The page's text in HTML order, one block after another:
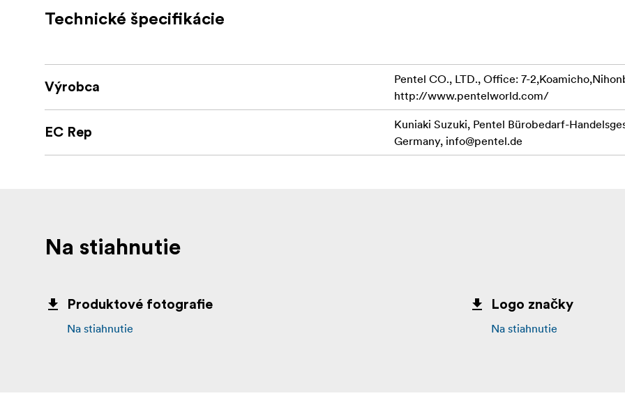
Svetlostálosť: Áno Áno
GFKP3-A je vyrobený podľa certifikátu ISO 14001 "Environmentálne riadenie". Norma ISO 14001
spoločnosť sa zaviazala k udržateľnosti vo všetkých aspektoch svojej činnosti.
Technické špecifikácie
Výrobca
Pentel CO., LTD., Office: 7-
http://www.pentelworld.com/
EC Rep
Kuniaki Suzuki, Pentel Bürobedarf-
Germany, info@pentel.de
Na stiahnutie
Produktové fotografie
Na stiahnutie
Logo značky
Na stiahnutie